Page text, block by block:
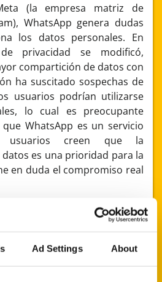
Ad Settings About
(la empresa matriz de
WhatsApp genera dudas
los datos personales. En
privacidad se modificó,
compartición de datos con
ha suscitado sospechas de
usuarios podrían utilizarse
lo cual es preocupante
WhatsApp es un servicio
usuarios creen que la
es una prioridad para la
en duda el compromiso real
de phishing
de mensajería,